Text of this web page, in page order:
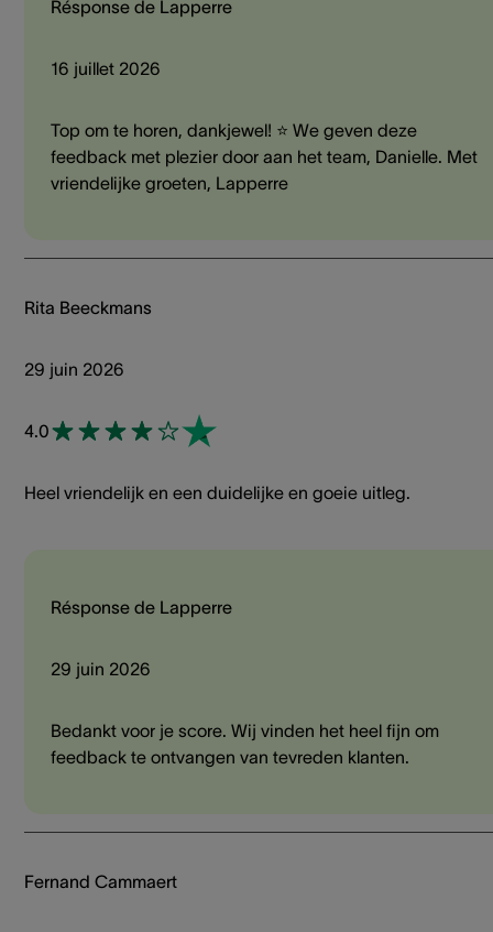
Résponse de Lapperre
16 juillet 2026
Top om te horen, dankjewel! ⭐ We geven deze
feedback met plezier door aan het team, Danielle. Met
vriendelijke groeten, Lapperre
Rita Beeckmans
29 juin 2026
4.0
Heel vriendelijk en een duidelijke en goeie uitleg.
Résponse de Lapperre
29 juin 2026
Bedankt voor je score. Wij vinden het heel fijn om
feedback te ontvangen van tevreden klanten.
Fernand Cammaert